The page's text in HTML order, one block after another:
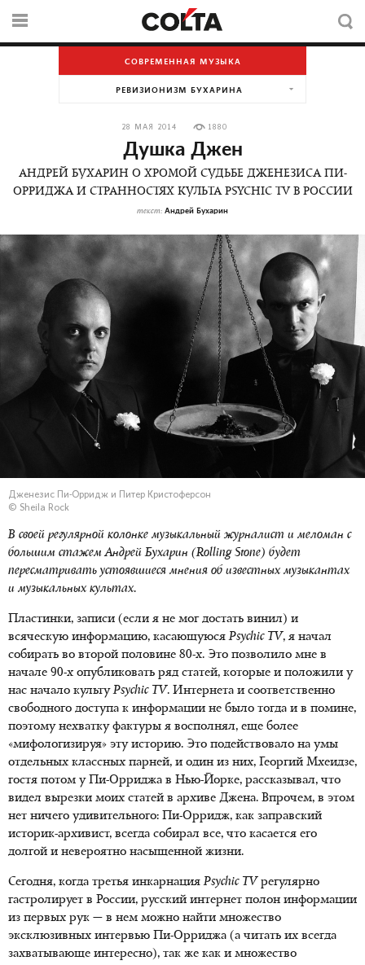
СОВРЕМЕННАЯ МУЗЫКА
РЕВИЗИОНИЗМ БУХАРИНА
28 МАЯ 2014 1880
Душка Джен
АНДРЕЙ БУХАРИН О ХРОМОЙ СУДЬБЕ ДЖЕНЕЗИСА ПИ-
ОРРИДЖА И СТРАННОСТЯХ КУЛЬТА PSYCHIC TV В РОССИИ
текст: Андрей Бухарин
Дженезис Пи-Орридж и Питер Кристоферсон
© Sheila Rock
В своей регулярной колонке музыкальный журналист и меломан с
большим стажем Андрей Бухарин (Rolling Stone) будет
пересматривать устоявшиеся мнения об известных музыкантах
и музыкальных культах.
Пластинки, записи (если я не мог достать винил) и
всяческую информацию, касающуюсяPsychic TV, я начал
собирать во второй половине 80-х. Это позволило мне в
начале 90-х опубликовать ряд статей, которые и положили у
нас начало культуPsychic TV. Интернета и соответственно
свободного доступа к информации не было тогда и в помине,
поэтому нехватку фактуры я восполнял, еще более
«мифологизируя» эту историю. Это подействовало на умы
отдельных классных парней, и один из них, Георгий Мхеидзе,
гостя потом у Пи-Орриджа в Нью-Йорке, рассказывал, что
видел вырезки моих статей в архиве Джена. Впрочем, в этом
нет ничего удивительного: Пи-Орридж, как заправский
историк-архивист, всегда собирал все, что касается его
долгой и невероятно насыщенной жизни.
Сегодня, когда третья инкарнацияPsychic TV регулярно
гастролирует в России, русский интернет полон информации
из первых рук — в нем можно найти множество
эксклюзивных интервью Пи-Орриджа (а читать их всегда
захватывающе интересно), так же как и множество